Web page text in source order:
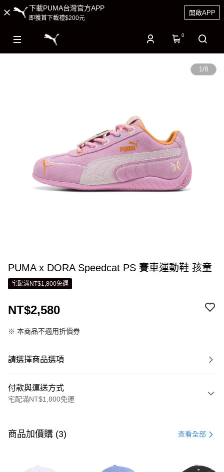
下載PUMA台灣官方APP
即獲首下載禮$200元
開啟APP
0
1/8
PUMA x DORA Speedcat PS 賽車運動鞋 孩童
宅配滿NT$1,800免運
NT$2,580
※ 本商品不適用折價券
請選擇商品選項
付款與運送方式
宅配滿NT$1,800免運
信用卡一次付款
Apple Pay
商品加價購 (3) 查看全部